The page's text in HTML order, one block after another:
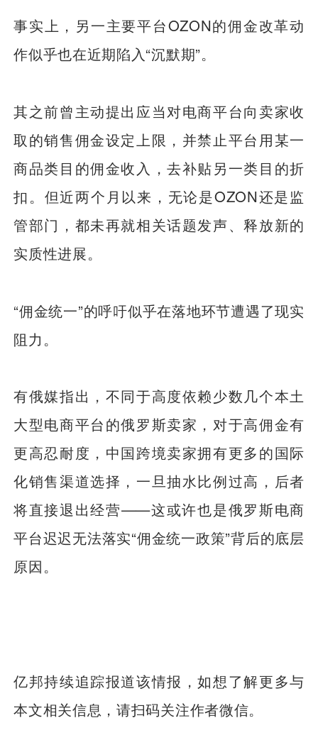
事实上，另一主要平台OZON的佣金改革动
作似乎也在近期陷入“沉默期”。
其之前曾主动提出应当对电商平台向卖家收
取的销售佣金设定上限，并禁止平台用某一
商品类目的佣金收入，去补贴另一类目的折
扣。但近两个月以来，无论是OZON还是监
管部门，都未再就相关话题发声、释放新的
实质性进展。
“佣金统一”的呼吁似乎在落地环节遭遇了现实
阻力。
有俄媒指出，不同于高度依赖少数几个本土
大型电商平台的俄罗斯卖家，对于高佣金有
更高忍耐度，中国跨境卖家拥有更多的国际
化销售渠道选择，一旦抽水比例过高，后者
将直接退出经营——这或许也是俄罗斯电商
平台迟迟无法落实“佣金统一政策”背后的底层
原因。
亿邦持续追踪报道该情报，如想了解更多与
本文相关信息，请扫码关注作者微信。